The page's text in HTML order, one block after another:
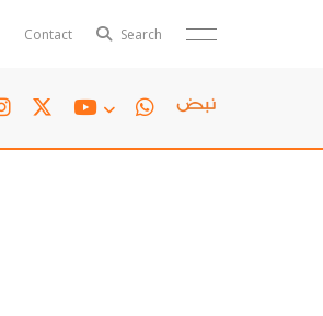
Contact Search
Polls